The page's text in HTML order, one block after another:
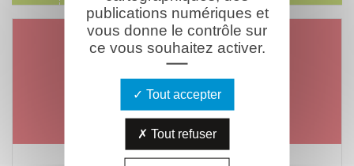
Un jour, un combattant
Mardi 07 août 1917
publications numériques et
vous donne le contrôle sur
ce vous souhaitez activer.
Tout accepter
Tout refuser